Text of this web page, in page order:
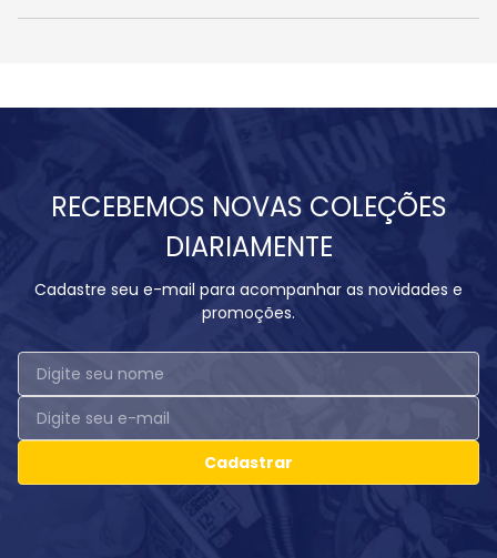
RECEBEMOS NOVAS COLEÇÕES
DIARIAMENTE
Cadastre seu e-mail para acompanhar as novidades e
promoções.
Cadastrar